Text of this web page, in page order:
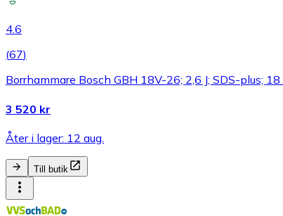
4.6
(67)
Borrhammare Bosch GBH 18V-26; 2,6 J; SDS-plus;
3 520 kr
Åter i lager: 12 aug.
Till butik